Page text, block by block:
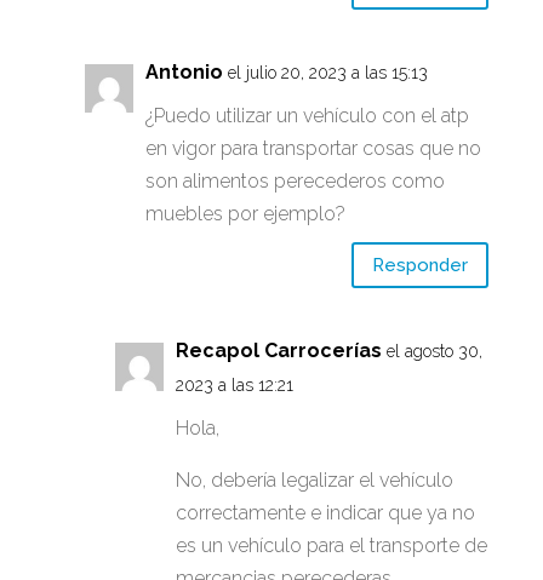
Antonio el julio 20, 2023 a las 15:13
¿Puedo utilizar un vehículo con el atp
en vigor para transportar cosas que no
son alimentos perecederos como
muebles por ejemplo?
Responder
Recapol Carrocerías el agosto 30,
2023 a las 12:21
Hola,
No, debería legalizar el vehículo
correctamente e indicar que ya no
es un vehículo para el transporte de